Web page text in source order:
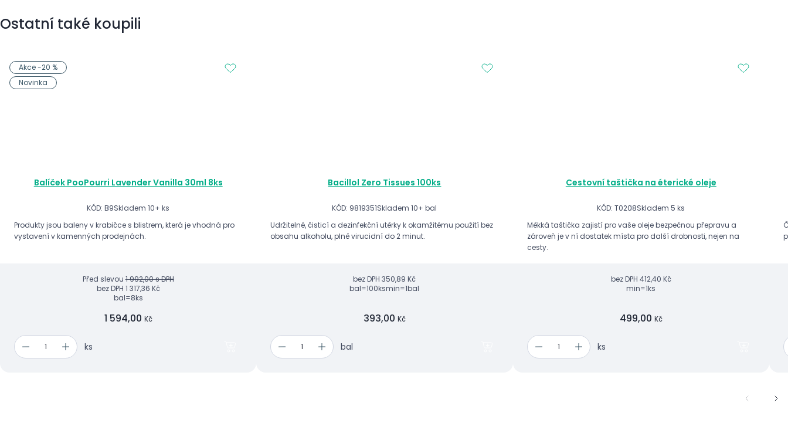
Ostatní také koupili
Balíček PooPourri Lavender Vanilla 30ml 8ks
KÓD: B9Skladem 10+ ks
Produkty jsou baleny v krabičce s blistrem, která je vhodná pro
vystavení v kamenných prodejnách.
Před slevou1 992,00 s DPH
bez DPH 1 317,36 Kč
bal=8ks
1 594,00 Kč
ks
Akce -20 %
Novinka
Bacillol Zero Tissues 100ks
KÓD: 9819351Skladem 10+ bal
Udržitelné, čisticí a dezinfekční utěrky k okamžitému použití bez
obsahu alkoholu, plně virucidní do 2 minut.
bez DPH 350,89 Kč
bal=100ksmin=1bal
393,00 Kč
bal
Cestovní taštička na éterické oleje
KÓD: T0208Skladem 5 ks
Měkká taštička zajistí pro vaše oleje bezpečnou přepravu a
zároveň je v ní dostatek místa pro další drobnosti, nejen na
cesty.
bez DPH 412,40 Kč
min=1ks
499,00 Kč
ks